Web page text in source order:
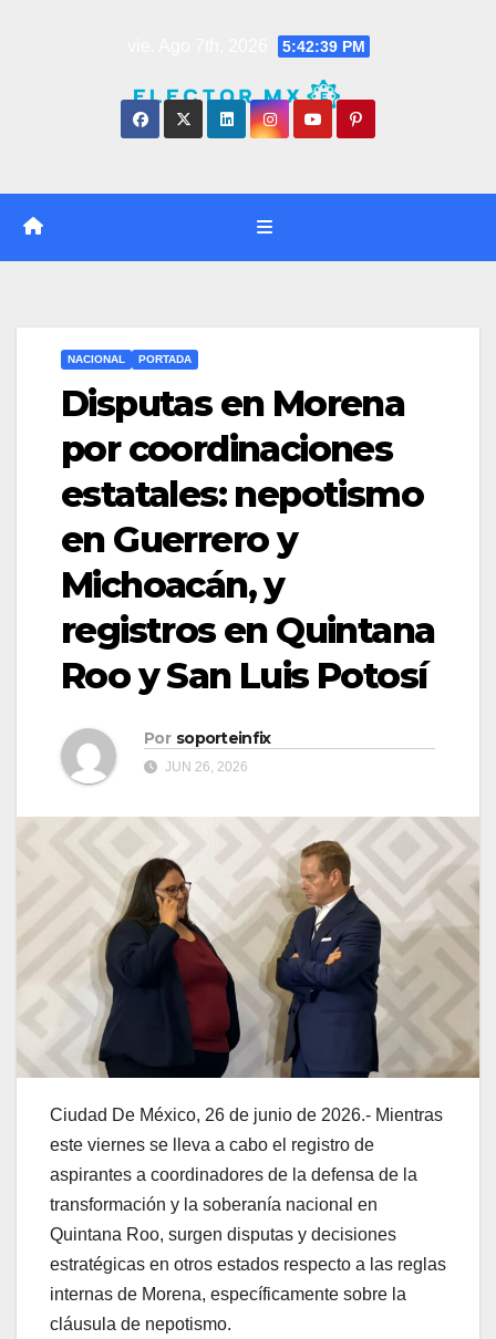
5:42:40 PM
NACIONAL PORTADA
Disputas en Morena
por coordinaciones
estatales: nepotismo
en Guerrero y
Michoacán, y
registros en Quintana
Roo y San Luis Potosí
Por soporteinfix
JUN 26, 2026
Ciudad De México, 26 de junio de 2026.- Mientras
este viernes se lleva a cabo el registro de
aspirantes a coordinadores de la defensa de la
transformación y la soberanía nacional en
Quintana Roo, surgen disputas y decisiones
estratégicas en otros estados respecto a las reglas
internas de Morena, específicamente sobre la
cláusula de nepotismo.